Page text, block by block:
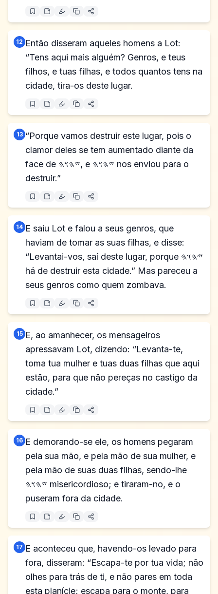
12 Então disseram aqueles homens a Lot:
“Tens aqui mais alguém? Genros, e teus
filhos, e tuas filhas, e todos quantos tens na
cidade, tira-os deste lugar.
13 “Porque vamos destruir este lugar, pois o
clamor deles se tem aumentado diante da
face de 𐤉𐤄𐤅𐤄, e 𐤉𐤄𐤅𐤄 nos enviou para o
destruir.”
14 E saiu Lot e falou a seus genros, que
haviam de tomar as suas filhas, e disse:
“Levantai-vos, saí deste lugar, porque 𐤉𐤄𐤅𐤄
há de destruir esta cidade.” Mas pareceu a
seus genros como quem zombava.
15 E, ao amanhecer, os mensageiros
apressavam Lot, dizendo: “Levanta-te,
toma tua mulher e tuas duas filhas que aqui
estão, para que não pereças no castigo da
cidade.”
16 E demorando-se ele, os homens pegaram
pela sua mão, e pela mão de sua mulher, e
pela mão de suas duas filhas, sendo-lhe
𐤉𐤄𐤅𐤄 misericordioso; e tiraram-no, e o
puseram fora da cidade.
17 E aconteceu que, havendo-os levado para
fora, disseram: “Escapa-te por tua vida; não
olhes para trás de ti, e não pares em toda
esta planície; escapa para o monte, para